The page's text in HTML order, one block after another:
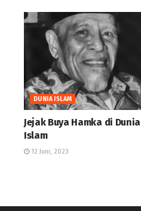
DUNIA ISLAM
Jejak Buya Hamka di Dunia
Islam
12 Juni, 2023